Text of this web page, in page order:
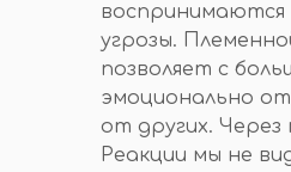
воспринимаются
угрозы.
позволяет с
эмоционально
от других. Через
Реакции мы не